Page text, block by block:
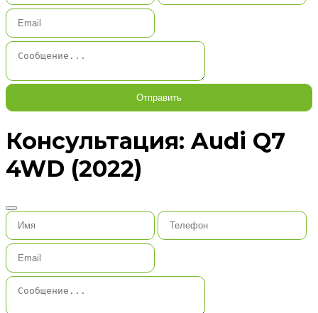
Отправить
Консультация: Audi Q7
4WD (2022)